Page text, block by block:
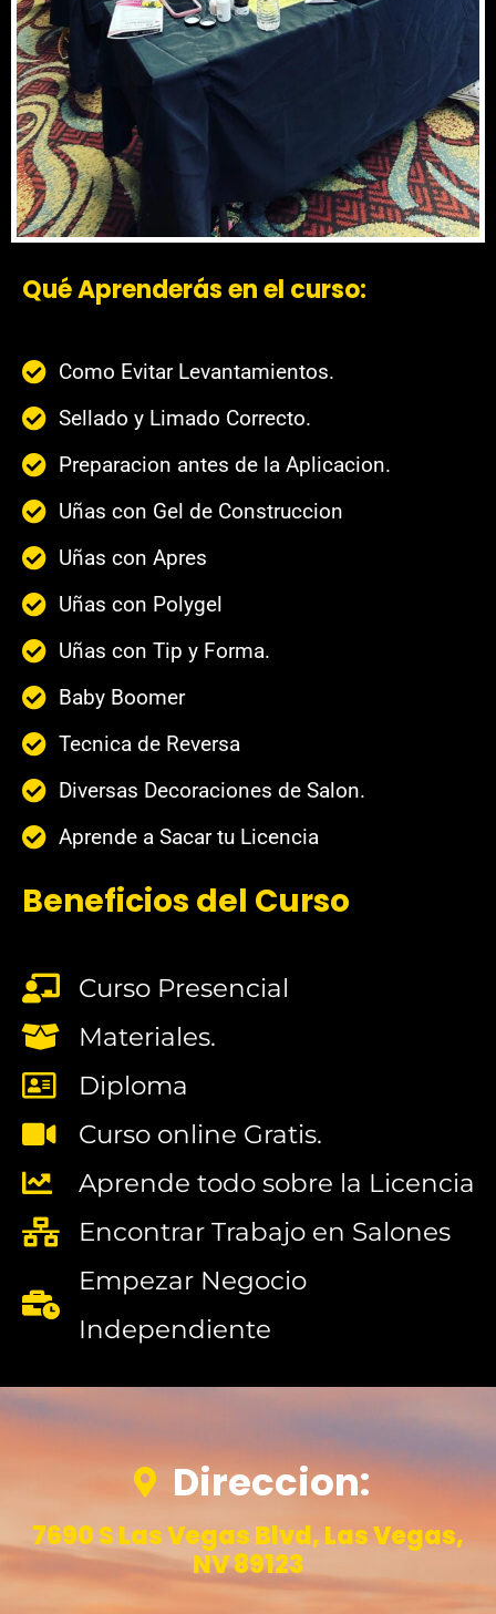
Qué Aprenderás en el curso:
Como Evitar Levantamientos.
Sellado y Limado Correcto.
Preparacion antes de la Aplicacion.
Uñas con Gel de Construccion
Uñas con Apres
Uñas con Polygel
Uñas con Tip y Forma.
Baby Boomer
Tecnica de Reversa
Diversas Decoraciones de Salon.
Aprende a Sacar tu Licencia
Beneficios del Curso
Curso Presencial
Materiales.
Diploma
Curso online Gratis.
Aprende todo sobre la Licencia
Encontrar Trabajo en Salones
Empezar Negocio
Independiente
Direccion:
7690 S Las Vegas Blvd, Las Vegas,
NV 89123